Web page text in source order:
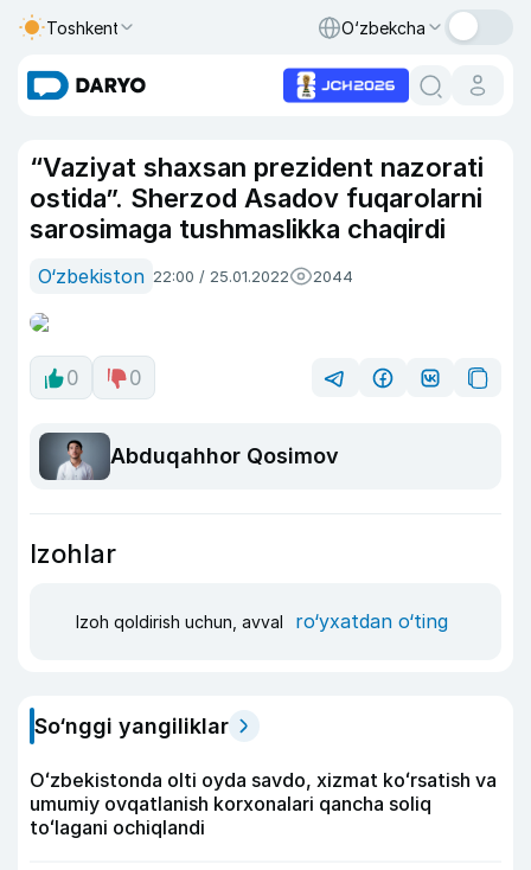
Toshkent O‘zbekcha
“Vaziyat shaxsan prezident nazorati
ostida”. Sherzod Asadov fuqarolarni
sarosimaga tushmaslikka chaqirdi
O‘zbekiston 22:00 / 25.01.2022 2044
0 0
Abduqahhor Qosimov
Izohlar
Izoh qoldirish uchun, avval ro‘yxatdan o‘ting
So‘nggi yangiliklar
Oʻzbekistonda olti oyda savdo, xizmat koʻrsatish va
umumiy ovqatlanish korxonalari qancha soliq
toʻlagani ochiqlandi